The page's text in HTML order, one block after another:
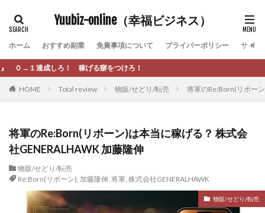
Yuubiz-online（幸福ビジネス）
ホーム おすすめ副業 免責事項について プライバーポリシー サイト
けろ！
HOME Total review 物販/せどり/転売 将軍のRe:Born(リボー
将軍のRe:Born(リボーン)は本当に稼げる？ 株式会
社GENERALHAWK 加藤隆伸
物販/せどり/転売
Re:Born(リボーン), 加藤隆伸, 将軍, 株式会社GENERALHAWK
物販/せどり/転売
タグ
[公式]マネツク 松永千代 本田
杉本 裕介
村上翔吾
村岡 大樹 村麻巴香
松尾健一郎
松澤英二
本当にあったうまい話
松野有希
柏木直人
栗原久美子 栗田真一
株式会社 e-FLAGS
株式会社 安藤企画
株式会社 業
株式会社１(イチ)
株式会社8Bee